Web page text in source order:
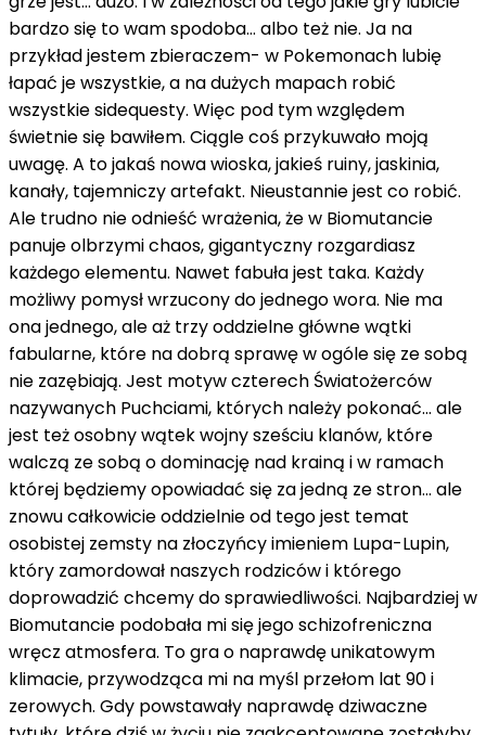
bardzo się to wam spodoba… albo też nie. Ja na
przykład jestem zbieraczem- w Pokemonach lubię
łapać je wszystkie, a na dużych mapach robić
wszystkie sidequesty. Więc pod tym względem
świetnie się bawiłem. Ciągle coś przykuwało moją
uwagę. A to jakaś nowa wioska, jakieś ruiny, jaskinia,
kanały, tajemniczy artefakt. Nieustannie jest co robić.
Ale trudno nie odnieść wrażenia, że w Biomutancie
panuje olbrzymi chaos, gigantyczny rozgardiasz
każdego elementu. Nawet fabuła jest taka. Każdy
możliwy pomysł wrzucony do jednego wora. Nie ma
ona jednego, ale aż trzy oddzielne główne wątki
fabularne, które na dobrą sprawę w ogóle się ze sobą
nie zazębiają. Jest motyw czterech Światożerców
nazywanych Puchciami, których należy pokonać… ale
jest też osobny wątek wojny sześciu klanów, które
walczą ze sobą o dominację nad krainą i w ramach
której będziemy opowiadać się za jedną ze stron… ale
znowu całkowicie oddzielnie od tego jest temat
osobistej zemsty na złoczyńcy imieniem Lupa-Lupin,
który zamordował naszych rodziców i którego
doprowadzić chcemy do sprawiedliwości. Najbardziej w
Biomutancie podobała mi się jego schizofreniczna
wręcz atmosfera. To gra o naprawdę unikatowym
klimacie, przywodząca mi na myśl przełom lat 90 i
zerowych. Gdy powstawały naprawdę dziwaczne